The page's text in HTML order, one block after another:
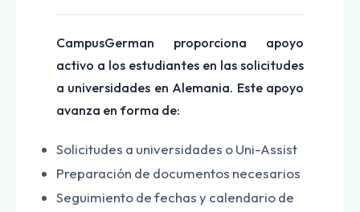
CampusGerman proporciona apoyo
activo a los estudiantes en las solicitudes
a universidades en Alemania. Este apoyo
avanza en forma de:
Solicitudes a universidades o Uni-Assist
Preparación de documentos necesarios
Seguimiento de fechas y calendario de